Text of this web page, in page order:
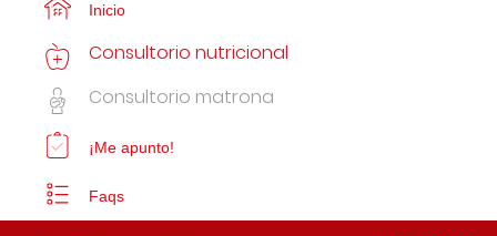
Inicio
Consultorio nutricional
Consultorio matrona
¡Me apunto!
Faqs